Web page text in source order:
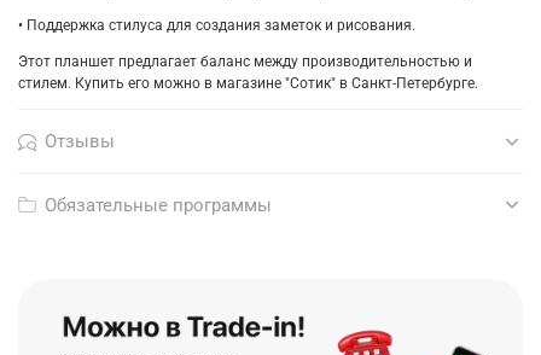
• Поддержка стилуса для создания заметок и рисования.
Этот планшет предлагает баланс между производительностью и
стилем. Купить его можно в магазине "Сотик" в Санкт-Петербурге.
Отзывы
Обязательные программы